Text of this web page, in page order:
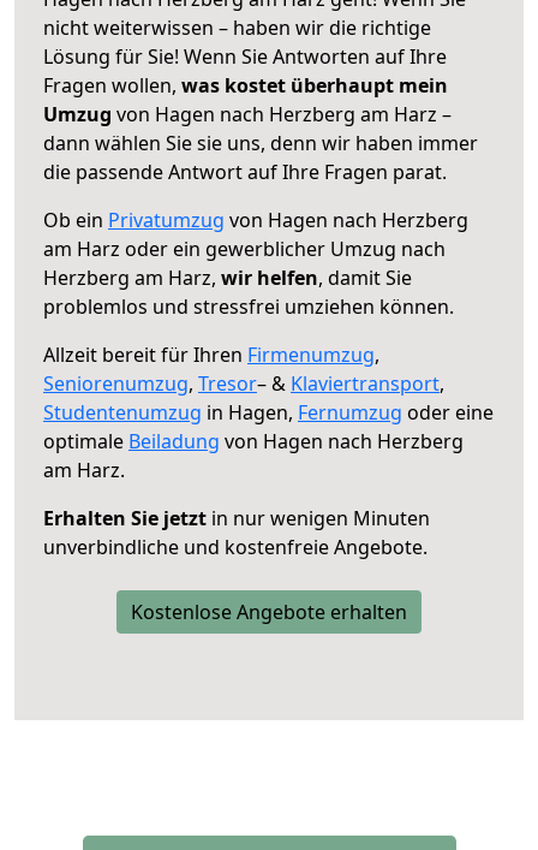
nicht weiterwissen – haben wir die richtige
Lösung für Sie! Wenn Sie Antworten auf Ihre
Fragen wollen, was kostet überhaupt mein
Umzug von Hagen nach Herzberg am Harz –
dann wählen Sie sie uns, denn wir haben immer
die passende Antwort auf Ihre Fragen parat.
Ob ein Privatumzug von Hagen nach Herzberg
am Harz oder ein gewerblicher Umzug nach
Herzberg am Harz, wir helfen, damit Sie
problemlos und stressfrei umziehen können.
Allzeit bereit für Ihren Firmenumzug,
Seniorenumzug, Tresor– & Klaviertransport,
Studentenumzug in Hagen, Fernumzug oder eine
optimale Beiladung von Hagen nach Herzberg
am Harz.
Erhalten Sie jetzt in nur wenigen Minuten
unverbindliche und kostenfreie Angebote.
Kostenlose Angebote erhalten